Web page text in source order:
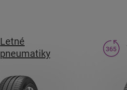
Letné
pneumatiky